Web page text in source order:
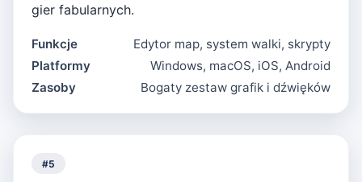
gier fabularnych.
Funkcje
Edytor map, system walki, skrypty
Platformy
Windows, macOS, iOS, Android
Zasoby
Bogaty zestaw grafik i dźwięków
#5